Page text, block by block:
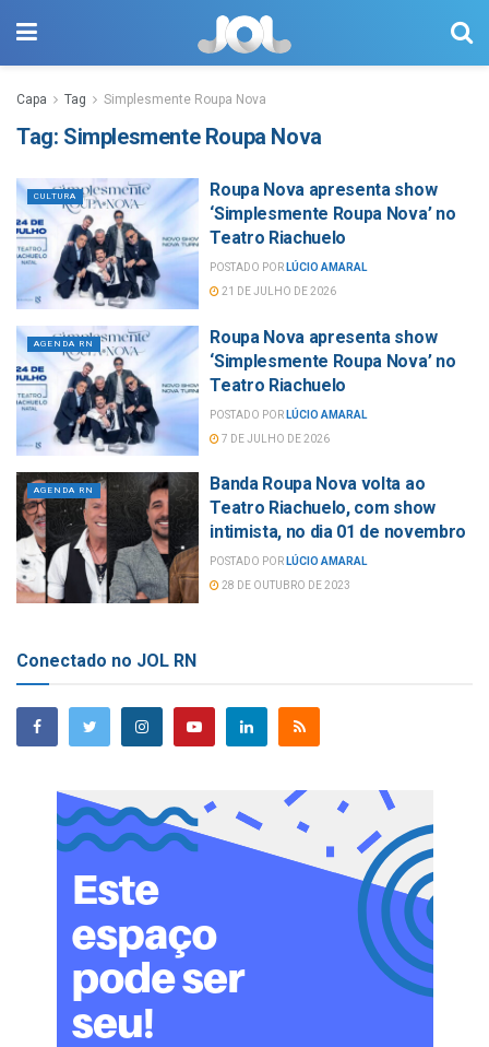
Capa Tag Simplesmente Roupa Nova
Tag: Simplesmente Roupa Nova
CULTURA
Roupa Nova apresenta show
‘Simplesmente Roupa Nova’ no
Teatro Riachuelo
POSTADO POR LÚCIO AMARAL
21 DE JULHO DE 2026
AGENDA RN
Roupa Nova apresenta show
‘Simplesmente Roupa Nova’ no
Teatro Riachuelo
POSTADO POR LÚCIO AMARAL
7 DE JULHO DE 2026
AGENDA RN
Banda Roupa Nova volta ao
Teatro Riachuelo, com show
intimista, no dia 01 de novembro
POSTADO POR LÚCIO AMARAL
28 DE OUTUBRO DE 2023
Conectado no JOL RN